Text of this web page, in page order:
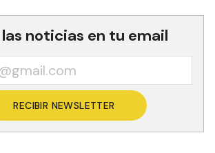
noticias en tu email
RECIBIR NEWSLETTER